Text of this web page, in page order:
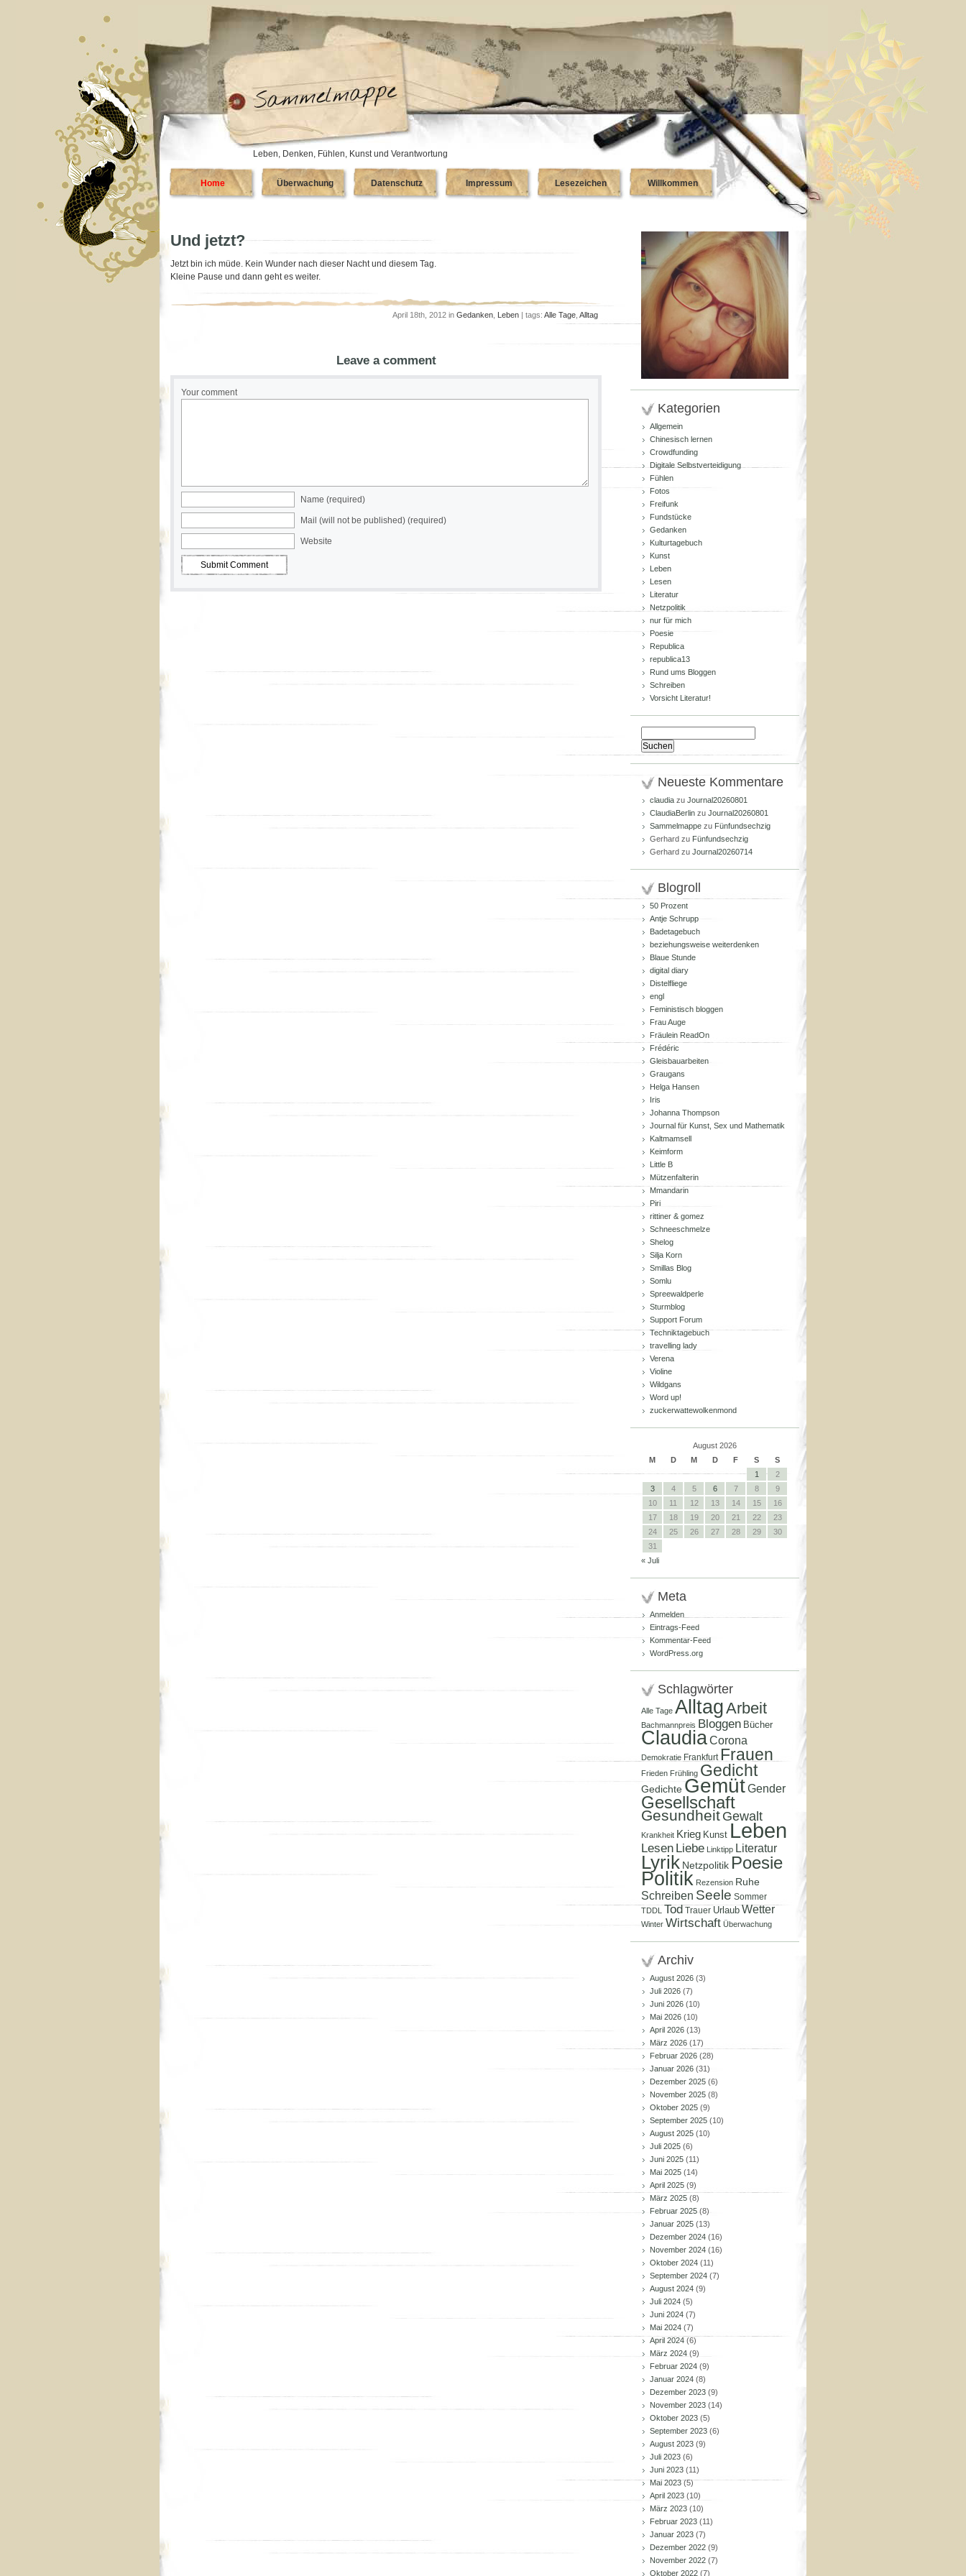
Leben, Denken, Fühlen, Kunst und Verantwortung
Home Überwachung Datenschutz Impressum Lesezeichen Willkommen
Und jetzt?
Jetzt bin ich müde. Kein Wunder nach dieser Nacht und diesem Tag.
Kleine Pause und dann geht es weiter.
April 18th, 2012 in Gedanken Leben | tags: Alle Tage Alltag
Leave a comment
Your comment
Name (required)
Mail (will not be published) (required)
Website
Kategorien
Allgemein
Chinesisch lernen
Crowdfunding
Digitale Selbstverteidigung
Fühlen
Fotos
Freifunk
Fundstücke
Gedanken
Kulturtagebuch
Kunst
Leben
Lesen
Literatur
Netzpolitik
nur für mich
Poesie
Republica
republica13
Rund ums Bloggen
Schreiben
Vorsicht Literatur!
nach:
Neueste Kommentare
claudia zu Journal20260801
ClaudiaBerlin zu Journal20260801
Sammelmappe zu Fünfundsechzig
Gerhard zu Fünfundsechzig
Gerhard zu Journal20260714
Blogroll
50 Prozent
Antje Schrupp
Badetagebuch
beziehungsweise weiterdenken
Blaue Stunde
digital diary
Distelfliege
engl
Feministisch bloggen
Frau Auge
Fräulein ReadOn
Frédéric
Gleisbauarbeiten
Graugans
Helga Hansen
Iris
Johanna Thompson
Journal für Kunst, Sex und Mathematik
Kaltmamsell
Keimform
Little B
Mützenfalterin
Mmandarin
Piri
rittiner & gomez
Schneeschmelze
Shelog
Silja Korn
Smillas Blog
Somlu
Spreewaldperle
Sturmblog
Support Forum
Techniktagebuch
travelling lady
Verena
Violine
Wildgans
Word up!
zuckerwattewolkenmond
August 2026
M
D M D F S
S
1
2
3
4 5 6 7 8
9
10
11 12 13 14 15
16
17
18 19 20 21 22
23
24
25 26 27 28 29
30
31
« Juli
Meta
Anmelden
Eintrags-Feed
Kommentar-Feed
WordPress.org
Schlagwörter
Alle Tage AlltagArbeit
Bachmannpreis Bloggen Bücher
ClaudiaCorona
Demokratie Frankfurt Frauen
Frieden Frühling Gedicht
Gedichte GemütGender
Gesellschaft
Gesundheit Gewalt
Krankheit Krieg Kunst Leben
Lesen Liebe Linktipp Literatur
Lyrik Netzpolitik Poesie
Politik Rezension Ruhe
Schreiben Seele Sommer
TDDL Tod Trauer Urlaub Wetter
Winter Wirtschaft Überwachung
Archiv
August 2026 (3)
Juli 2026 (7)
Juni 2026 (10)
Mai 2026 (10)
April 2026 (13)
März 2026 (17)
Februar 2026 (28)
Januar 2026 (31)
Dezember 2025 (6)
November 2025 (8)
Oktober 2025 (9)
September 2025 (10)
August 2025 (10)
Juli 2025 (6)
Juni 2025 (11)
Mai 2025 (14)
April 2025 (9)
März 2025 (8)
Februar 2025 (8)
Januar 2025 (13)
Dezember 2024 (16)
November 2024 (16)
Oktober 2024 (11)
September 2024 (7)
August 2024 (9)
Juli 2024 (5)
Juni 2024 (7)
Mai 2024 (7)
April 2024 (6)
März 2024 (9)
Februar 2024 (9)
Januar 2024 (8)
Dezember 2023 (9)
November 2023 (14)
Oktober 2023 (5)
September 2023 (6)
August 2023 (9)
Juli 2023 (6)
Juni 2023 (11)
Mai 2023(5)
April 2023 (10)
März 2023 (10)
Februar 2023 (11)
Januar 2023 (7)
Dezember 2022 (9)
November 2022 (7)
Oktober 2022 (7)